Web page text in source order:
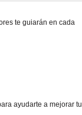
te guiarán en cada
ayudarte a mejorar tu